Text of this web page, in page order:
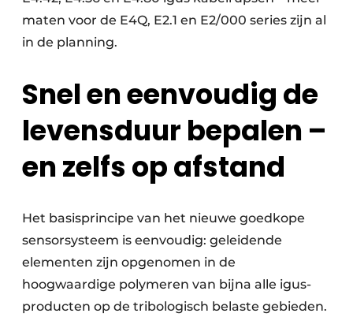
maten voor de E4Q, E2.1 en E2/000 series zijn al
in de planning.
Snel en eenvoudig de
levensduur bepalen –
en zelfs op afstand
Het basisprincipe van het nieuwe goedkope
sensorsysteem is eenvoudig: geleidende
elementen zijn opgenomen in de
hoogwaardige polymeren van bijna alle igus-
producten op de tribologisch belaste gebieden.